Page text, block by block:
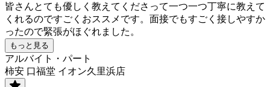
皆さんとても優しく教えてくださって一つ一つ丁寧に教えて
くれるのですごくおススメです。面接でもすごく接しやすか
ったので緊張がほぐれました。
もっと見る
アルバイト・パート
柿安 口福堂 イオン久里浜店